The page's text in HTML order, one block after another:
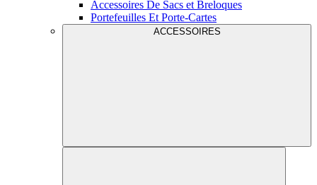
Accessoires De Sacs et Breloques
Portefeuilles Et Porte-Cartes
ACCESSOIRES